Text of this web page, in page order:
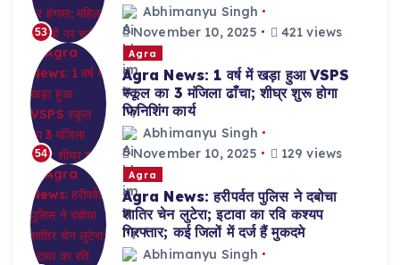
53
Abhimanyu Singh
November 10, 2025
421 views
54
Agra
Agra News: 1 वर्ष में खड़ा हुआ VSPS
स्कूल का 3 मंजिला ढाँचा; शीघ्र शुरू होगा
फिनिशिंग कार्य
Abhimanyu Singh
November 10, 2025
129 views
Agra
Agra News: हरीपर्वत पुलिस ने दबोचा
शातिर चेन लुटेरा; इटावा का रवि कश्यप
गिरफ्तार; कई जिलों में दर्ज हैं मुकदमे
Abhimanyu Singh